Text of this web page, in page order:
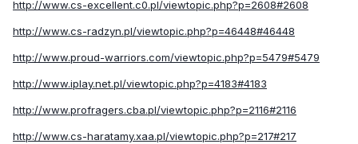
http://www.cs-excellent.c0.pl/viewtopic.php?p=2608#2608
http://www.cs-radzyn.pl/viewtopic.php?p=46448#46448
http://www.proud-warriors.com/viewtopic.php?p=5479#5479
http://www.iplay.net.pl/viewtopic.php?p=4183#4183
http://www.profragers.cba.pl/viewtopic.php?p=2116#2116
http://www.cs-haratamy.xaa.pl/viewtopic.php?p=217#217